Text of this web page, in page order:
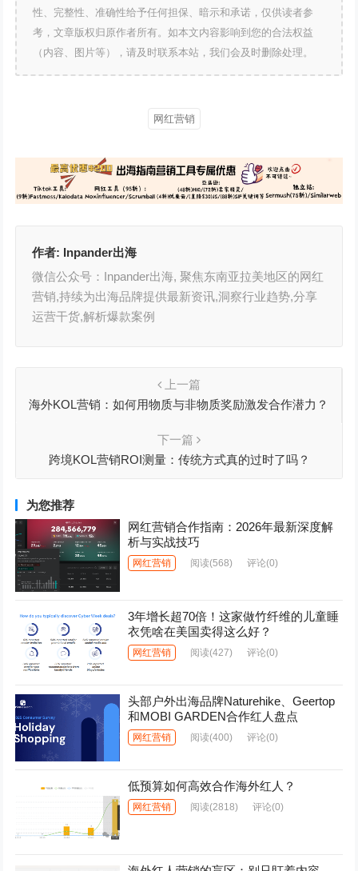
性、完整性、准确性给予任何担保、暗示和承诺，仅供读者参
考，文章版权归原作者所有。如本文内容影响到您的合法权益
（内容、图片等），请及时联系本站，我们会及时删除处理。
网红营销
作者: Inpander出海
微信公众号：Inpander出海, 聚焦东南亚拉美地区的网红
营销,持续为出海品牌提供最新资讯,洞察行业趋势,分享
运营干货,解析爆款案例
上一篇
海外KOL营销：如何用物质与非物质奖励激发合作潜力？
下一篇
跨境KOL营销ROI测量：传统方式真的过时了吗？
为您推荐
网红营销合作指南：2026年最新深度解
析与实战技巧
网红营销 阅读(568) 评论(0)
3年增长超70倍！这家做竹纤维的儿童睡
衣凭啥在美国卖得这么好？
网红营销 阅读(427) 评论(0)
头部户外出海品牌Naturehike、Geertop
和MOBI GARDEN合作红人盘点
网红营销 阅读(400) 评论(0)
低预算如何高效合作海外红人？
网红营销 阅读(2818) 评论(0)